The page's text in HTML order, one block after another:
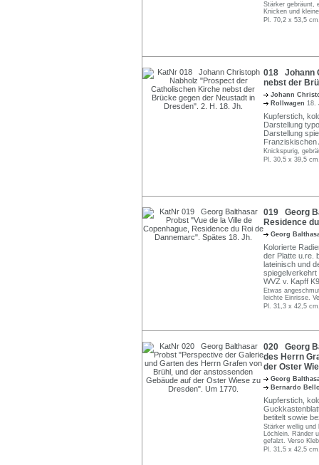
Stärker gebräunt,
Knicken und
Pl. 70,2 x 53,5
018 Johann
nebst der
Johann
Rollwagen 18.
Kupferstich,
Darstellung
Darstellung
Franziskischen
Knickspurig,
Pl. 30,5 x 39,5
019 Georg
Residence
Georg
Kolorierte
der Platte u.re.
lateinisch und
spiegelverkehrt
WVZ v. Kapff
Etwas
leichte Einrisse.
Pl. 31,3 x 42,5
020 Georg
des Herrn
der Oster
Georg
Bernardo
Kupferstich,
betitelt sowie
Stärker wellig
Löchlein. Ränder
gefalzt. Verso
Pl. 31,5 x 42,5